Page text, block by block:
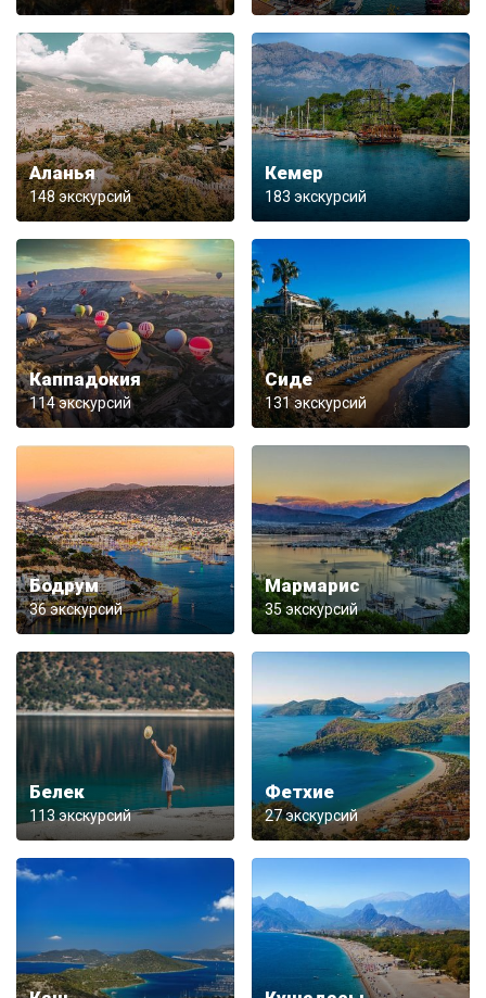
Аланья
148 экскурсий
Кемер
183 экскурсий
Каппадокия
114 экскурсий
Сиде
131 экскурсий
Бодрум
36 экскурсий
Мармарис
35 экскурсий
Белек
113 экскурсий
Фетхие
27 экскурсий